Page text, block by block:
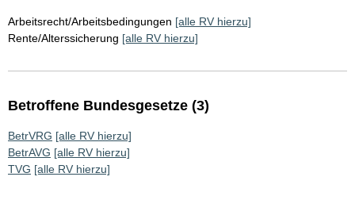
Arbeitsrecht/Arbeitsbedingungen [alle RV hierzu]
Rente/Alterssicherung [alle RV hierzu]
Betroffene Bundesgesetze (3)
BetrVRG [alle RV hierzu]
BetrAVG [alle RV hierzu]
TVG [alle RV hierzu]